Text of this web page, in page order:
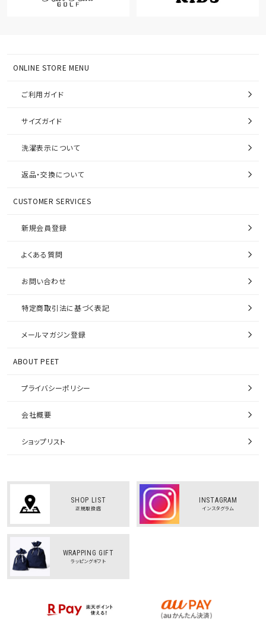
ONLINE STORE MENU
ご利用ガイド
サイズガイド
洗濯表示について
返品・交換について
CUSTOMER SERVICES
新規会員登録
よくある質問
お問い合わせ
特定商取引法に基づく表記
メールマガジン登録
ABOUT PEET
プライバシーポリシー
会社概要
ショップリスト
SHOP LIST
正規取扱店
INSTAGRAM
インスタグラム
WRAPPING GIFT
ラッピングギフト